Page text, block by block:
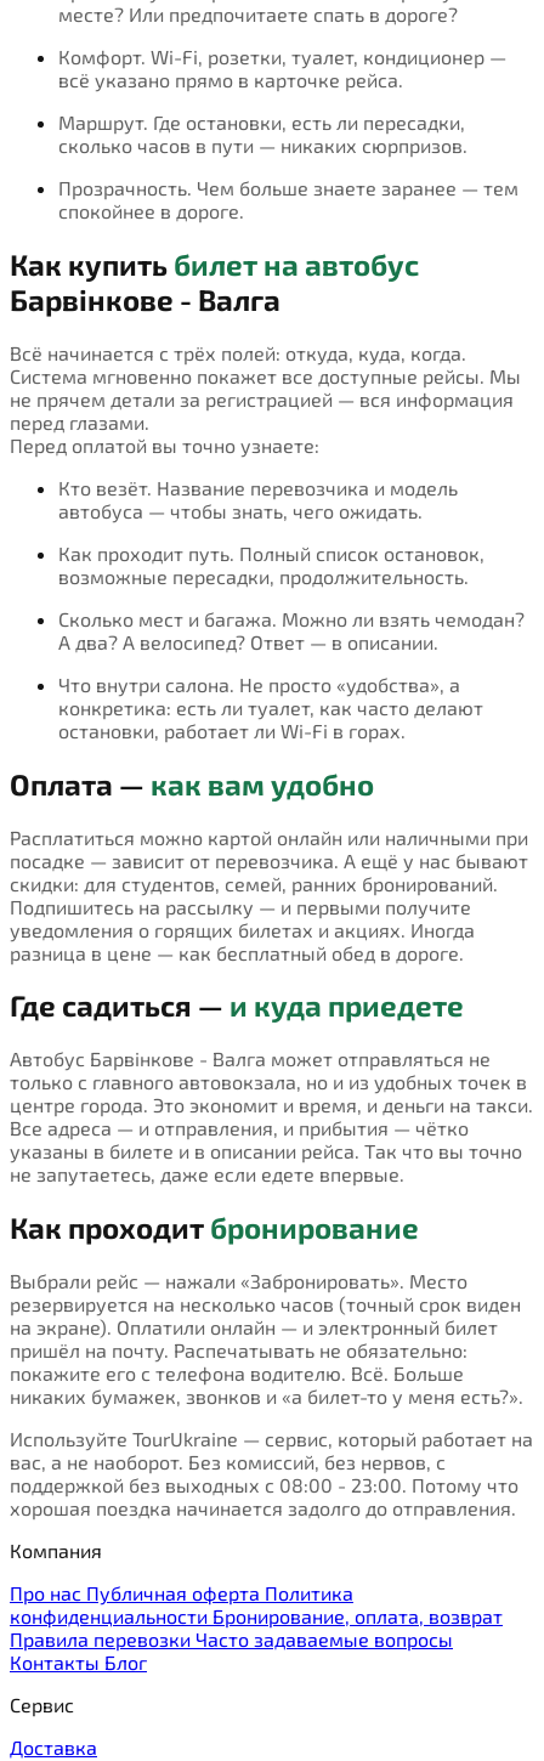
месте? Или предпочитаете спать в дороге?
Комфорт. Wi-Fi, розетки, туалет, кондиционер —
всё указано прямо в карточке рейса.
Маршрут. Где остановки, есть ли пересадки,
сколько часов в пути — никаких сюрпризов.
Прозрачность. Чем больше знаете заранее — тем
спокойнее в дороге.
Как купить билет на автобус
Барвінкове - Валга
Всё начинается с трёх полей: откуда, куда, когда.
Система мгновенно покажет все доступные рейсы. Мы
не прячем детали за регистрацией — вся информация
перед глазами.
Перед оплатой вы точно узнаете:
Кто везёт. Название перевозчика и модель
автобуса — чтобы знать, чего ожидать.
Как проходит путь. Полный список остановок,
возможные пересадки, продолжительность.
Сколько мест и багажа. Можно ли взять чемодан?
А два? А велосипед? Ответ — в описании.
Что внутри салона. Не просто «удобства», а
конкретика: есть ли туалет, как часто делают
остановки, работает ли Wi-Fi в горах.
Оплата — как вам удобно
Расплатиться можно картой онлайн или наличными при
посадке — зависит от перевозчика. А ещё у нас бывают
скидки: для студентов, семей, ранних бронирований.
Подпишитесь на рассылку — и первыми получите
уведомления о горящих билетах и акциях. Иногда
разница в цене — как бесплатный обед в дороге.
Где садиться — и куда приедете
Автобус Барвінкове - Валга может отправляться не
только с главного автовокзала, но и из удобных точек в
центре города. Это экономит и время, и деньги на такси.
Все адреса — и отправления, и прибытия — чётко
указаны в билете и в описании рейса. Так что вы точно
не запутаетесь, даже если едете впервые.
Как проходит бронирование
Выбрали рейс — нажали «Забронировать». Место
резервируется на несколько часов (точный срок виден
на экране). Оплатили онлайн — и электронный билет
пришёл на почту. Распечатывать не обязательно:
покажите его с телефона водителю. Всё. Больше
никаких бумажек, звонков и «а билет-то у меня есть?».
Используйте TourUkraine — сервис, который работает на
вас, а не наоборот. Без комиссий, без нервов, с
поддержкой без выходных с 08:00 - 23:00. Потому что
хорошая поездка начинается задолго до отправления.
Компания
Про нас Публичная оферта Политика
конфиденциальности Бронирование, оплата, возврат
Правила перевозки Часто задаваемые вопросы
Контакты Блог
Сервис
Доставка